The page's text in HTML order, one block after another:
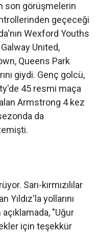
son görüşmelerin
geçeceği
Wexford Youths
United,
Queens Park
giydi. Genç golcü,
45 resmi maça
Armstrong 4 kez
da
Sarı-kırmızılılar
yollarını
"Uğur
için teşekkür